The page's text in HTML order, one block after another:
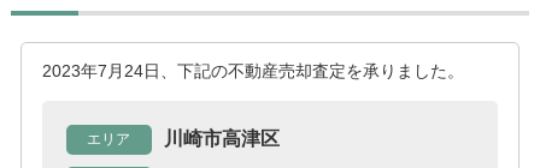
2023年7月24日、下記の不動産売却査定を承りました。
エリア 川崎市高津区